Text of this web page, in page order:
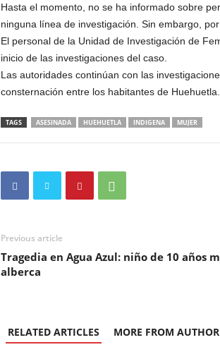
Hasta el momento, no se ha informado sobre
ninguna línea de investigación. Sin embargo,
El personal de la Unidad de Investigación de
inicio de las investigaciones del caso.
Las autoridades continúan con las
consternación entre los habitantes de Huehuetla.
TAGS ASESINADA HUEHUETLA INDIGENA MUJER
Previous article
Tragedia en Agua Azul: niño de 10 años
alberca
RELATED ARTICLES MORE FROM AUTHOR